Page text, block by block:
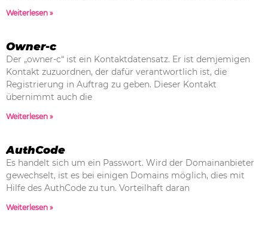
Weiterlesen »
Owner-c
Der „owner-c“ ist ein Kontaktdatensatz. Er ist demjemigen
Kontakt zuzuordnen, der dafür verantwortlich ist, die
Registrierung in Auftrag zu geben. Dieser Kontakt
übernimmt auch die
Weiterlesen »
AuthCode
Es handelt sich um ein Passwort. Wird der Domainanbieter
gewechselt, ist es bei einigen Domains möglich, dies mit
Hilfe des AuthCode zu tun. Vorteilhaft daran
Weiterlesen »